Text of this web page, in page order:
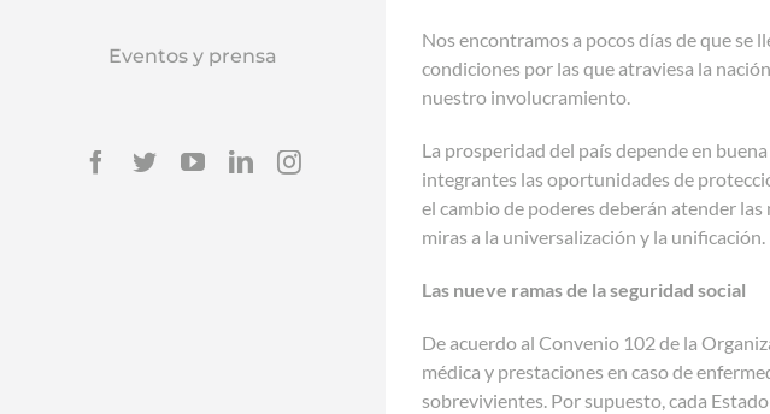
Eventos y prensa
Facebook
TwitterYouTubeLinkedinInstagram
Nos encontramos a pocos días de que se
condiciones por las que atraviesa la
nuestro involucramiento.
La prosperidad del país depende en
integrantes las oportunidades de
el cambio de poderes deberán atender las
miras a la universalización y la unificación.
Las nueve ramas de la seguridad social
De acuerdo al Convenio 102 de la
médica y prestaciones en caso de
sobrevivientes. Por supuesto, cada